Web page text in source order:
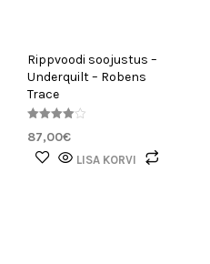
Rippvoodi soojustus –
Underquilt – Robens
Trace
ga
4.00
/ 5
87,00€
LISA KORVI